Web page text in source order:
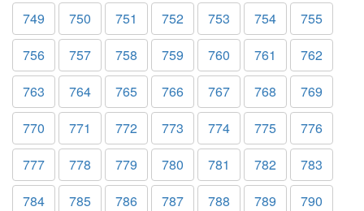
749
750 751 752 753 754
755
756
757 758 759 760 761
762
763
764 765 766 767 768
769
770
771 772 773 774 775
776
777
778 779 780 781 782
783
784
785 786 787 788 789
790